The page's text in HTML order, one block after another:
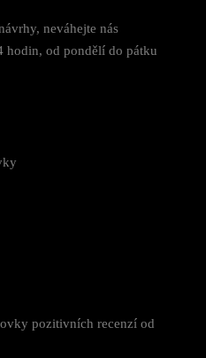
neváhejte nás
hodin, od pondělí do pátku
pozitivních recenzí od